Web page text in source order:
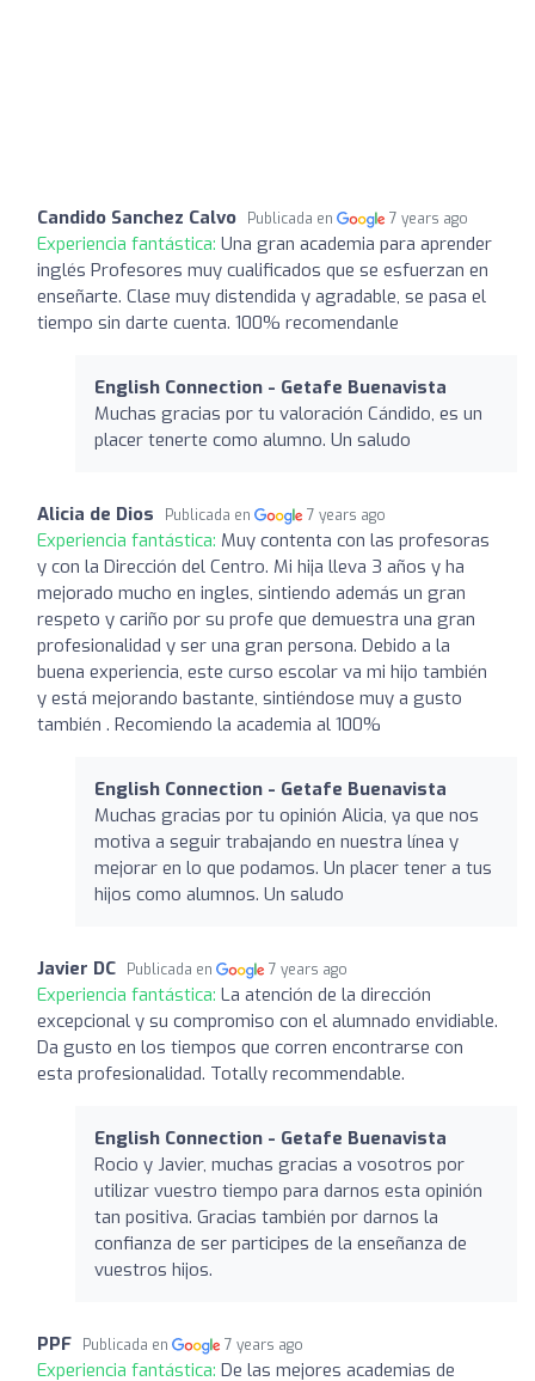
Candido Sanchez Calvo Publicada en 7 years ago
Experiencia fantástica: Una gran academia para aprender
inglés Profesores muy cualificados que se esfuerzan en
enseñarte. Clase muy distendida y agradable, se pasa el
tiempo sin darte cuenta. 100% recomendanle
English Connection - Getafe Buenavista
Muchas gracias por tu valoración Cándido, es un
placer tenerte como alumno. Un saludo
Alicia de Dios Publicada en 7 years ago
Experiencia fantástica: Muy contenta con las profesoras
y con la Dirección del Centro. Mi hija lleva 3 años y ha
mejorado mucho en ingles, sintiendo además un gran
respeto y cariño por su profe que demuestra una gran
profesionalidad y ser una gran persona. Debido a la
buena experiencia, este curso escolar va mi hijo también
y está mejorando bastante, sintiéndose muy a gusto
también . Recomiendo la academia al 100%
English Connection - Getafe Buenavista
Muchas gracias por tu opinión Alicia, ya que nos
motiva a seguir trabajando en nuestra línea y
mejorar en lo que podamos. Un placer tener a tus
hijos como alumnos. Un saludo
Javier DC Publicada en 7 years ago
Experiencia fantástica: La atención de la dirección
excepcional y su compromiso con el alumnado envidiable.
Da gusto en los tiempos que corren encontrarse con
esta profesionalidad. Totally recommendable.
English Connection - Getafe Buenavista
Rocio y Javier, muchas gracias a vosotros por
utilizar vuestro tiempo para darnos esta opinión
tan positiva. Gracias también por darnos la
confianza de ser participes de la enseñanza de
vuestros hijos.
PPF Publicada en 7 years ago
Experiencia fantástica: De las mejores academias de